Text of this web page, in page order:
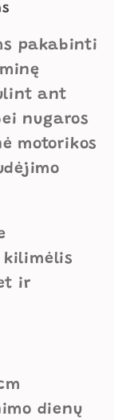
pakabinti
ant
nugaros
motorikos
kilimėlis
ir
dienų